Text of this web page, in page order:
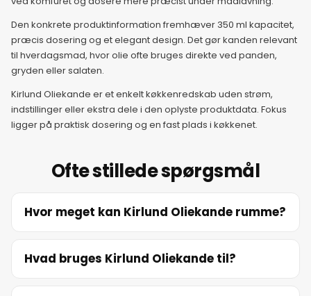
Den konkrete produktinformation fremhæver 350 ml kapacitet,
præcis dosering og et elegant design. Det gør kanden relevant
til hverdagsmad, hvor olie ofte bruges direkte ved panden,
gryden eller salaten.
Kirlund Oliekande er et enkelt køkkenredskab uden strøm,
indstillinger eller ekstra dele i den oplyste produktdata. Fokus
ligger på praktisk dosering og en fast plads i køkkenet.
Ofte stillede spørgsmål
Hvor meget kan Kirlund Oliekande rumme?
Hvad bruges Kirlund Oliekande til?